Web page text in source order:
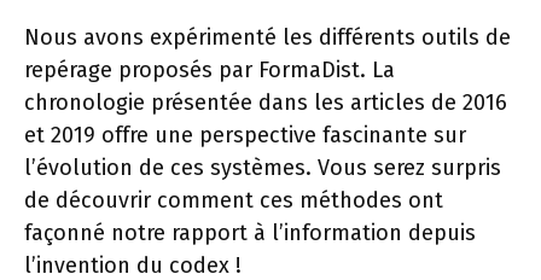
Nous avons expérimenté les différents outils de
repérage proposés par FormaDist. La
chronologie présentée dans les articles de 2016
et 2019 offre une perspective fascinante sur
l’évolution de ces systèmes. Vous serez surpris
de découvrir comment ces méthodes ont
façonné notre rapport à l’information depuis
l’invention du codex !